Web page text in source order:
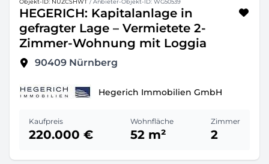
Objekt-ID: NUZCSHWT / Anbieter-Objekt-ID: WG50539
HEGERICH: Kapitalanlage in
gefragter Lage – Vermietete 2-
Zimmer-Wohnung mit Loggia
90409 Nürnberg
Hegerich Immobilien GmbH
Kaufpreis
220.000 €
Wohnfläche
52 m²
Zimmer
2